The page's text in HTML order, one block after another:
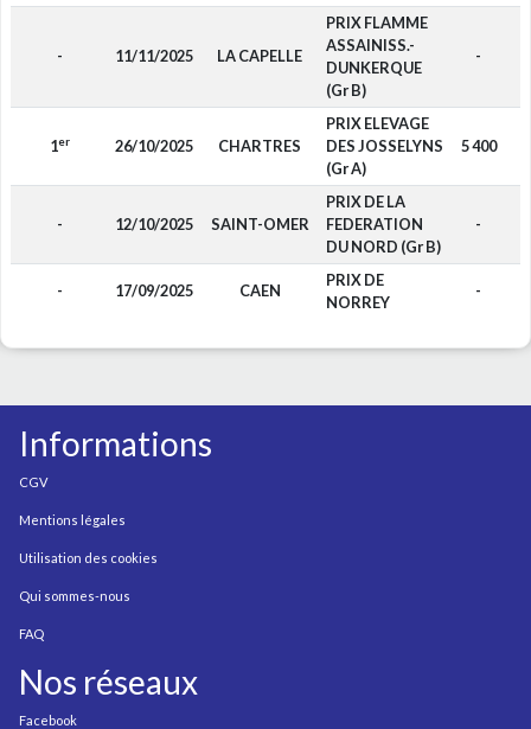
- 11/11/2025 LA CAPELLE
PRIX FLAMME
ASSAINISS.-
DUNKERQUE
(Gr B)
-
1er 26/10/2025 CHARTRES
PRIX ELEVAGE
DES JOSSELYNS
(Gr A)
5 400
- 12/10/2025 SAINT-OMER
PRIX DE LA
FEDERATION
DU NORD (Gr B)
-
- 17/09/2025 CAEN
PRIX DE
NORREY
-
Informations
CGV
Mentions légales
Utilisation des cookies
Qui sommes-nous
FAQ
Nos réseaux
Facebook